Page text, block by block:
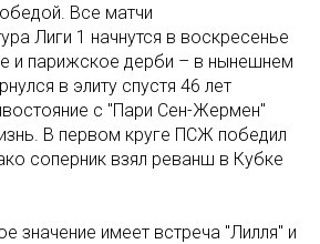
Все матчи
Лиги 1 начнутся в воскресенье
и парижское дерби – в нынешнем
в элиту спустя 46 лет
с "Пари Сен-Жермен"
В первом круге ПСЖ победил
соперник взял реванш в Кубке
значение имеет встреча "Лилля" и